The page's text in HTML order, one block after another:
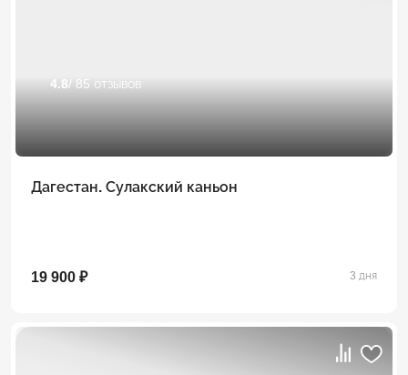
4.8/ 85 отзывов
Дагестан. Сулакский каньон
19 900 ₽ 3 дня